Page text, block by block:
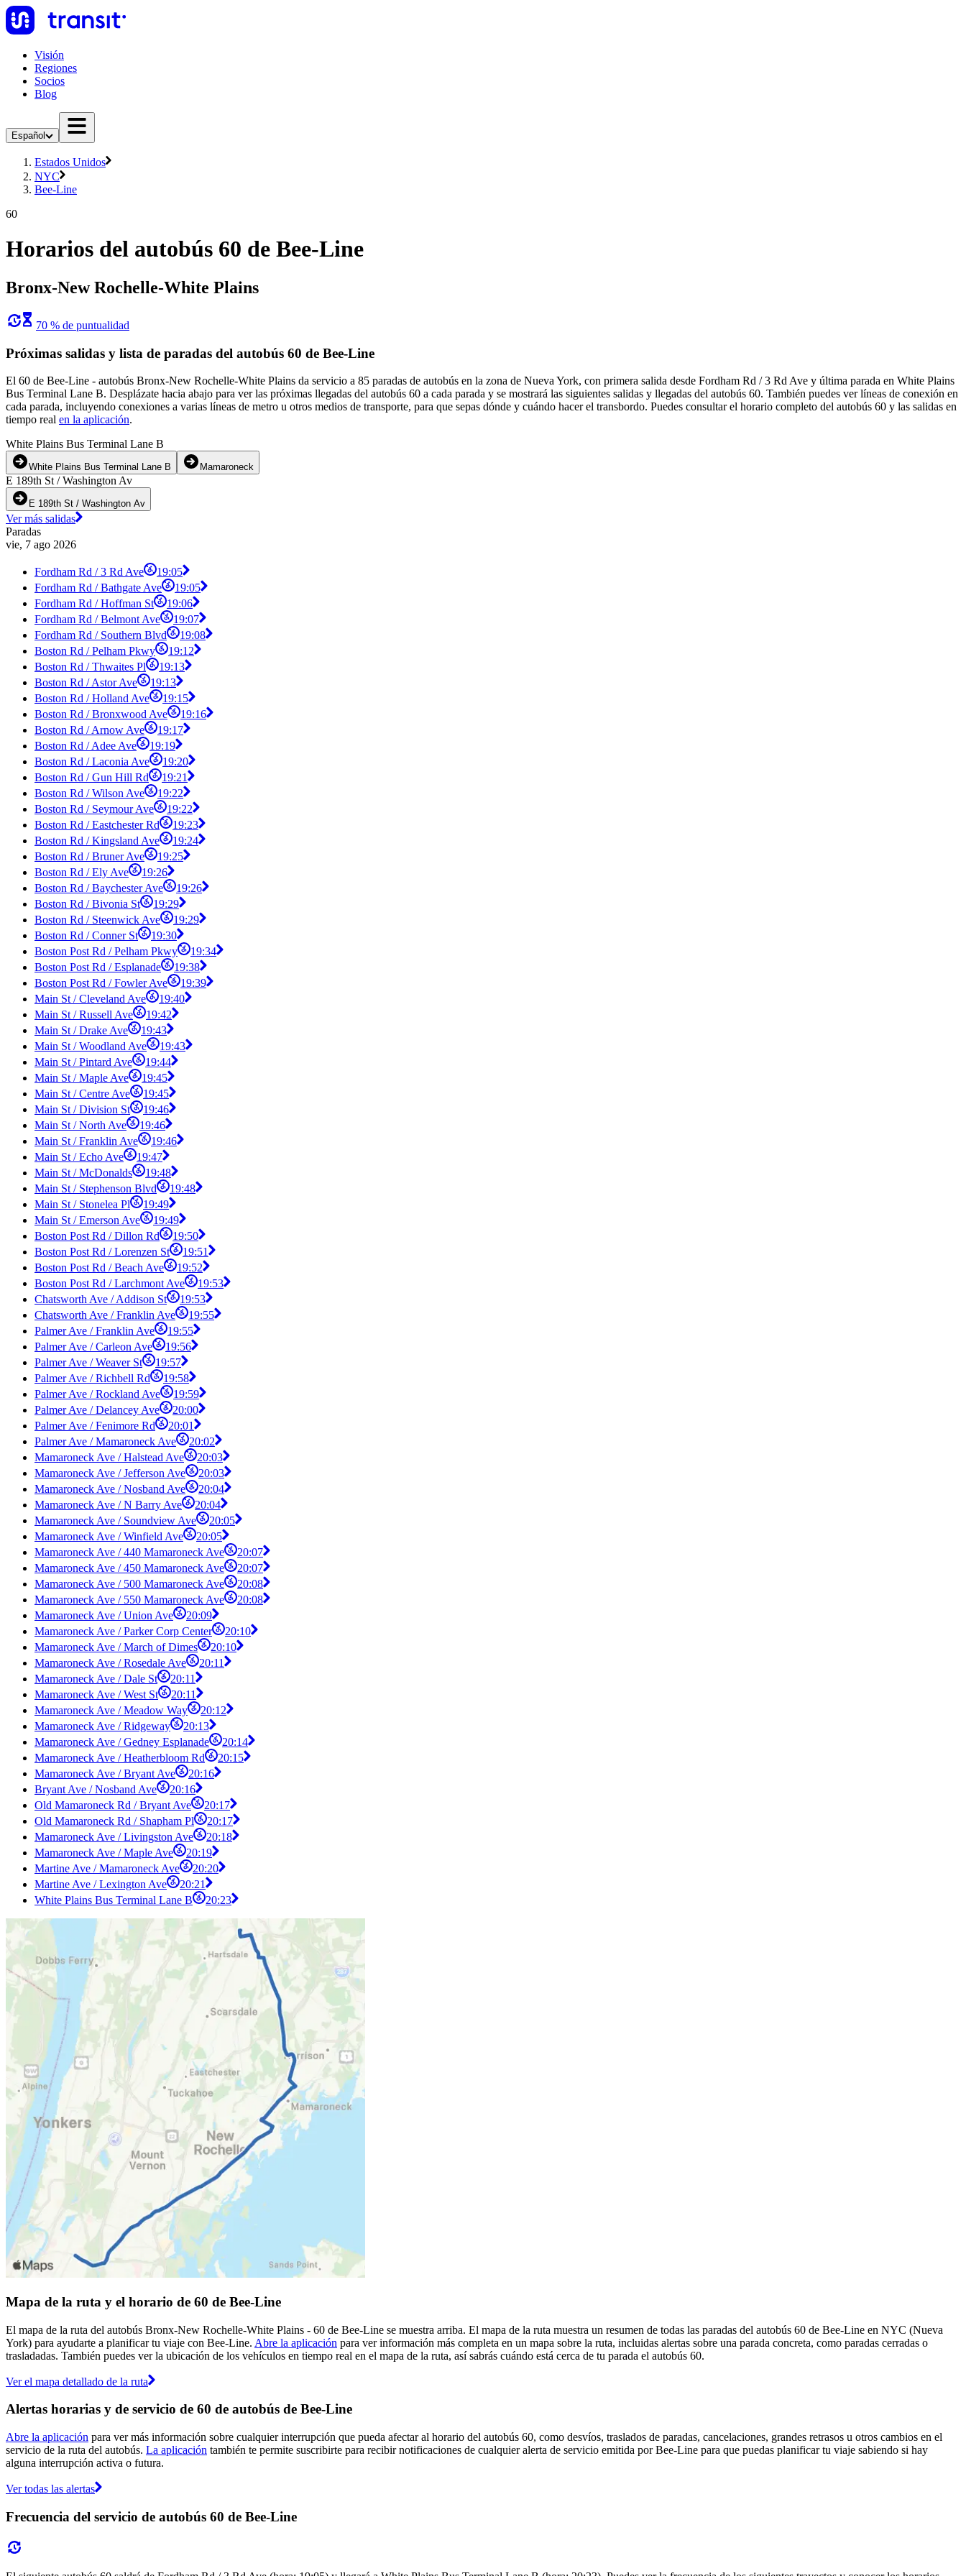
Visión
Regiones
Socios
Blog
Español
Estados Unidos
NYC
Bee-Line
60
Horarios del autobús 60 de Bee-Line
Bronx-New Rochelle-White Plains
70 % de puntualidad
Próximas salidas y lista de paradas del autobús 60 de Bee-Line
El 60 de Bee-Line - autobús Bronx-New Rochelle-White Plains da servicio a 85 paradas de autobús en la zona de Nueva York, con primera salida desde Fordham Rd / 3 Rd Ave y última parada en White Plains
Bus Terminal Lane B. Desplázate hacia abajo para ver las próximas llegadas del autobús 60 a cada parada y se mostrará las siguientes salidas y llegadas del autobús 60. También puedes ver líneas de conexión en
cada parada, incluyendo conexiones a varias líneas de metro u otros medios de transporte, para que sepas dónde y cuándo hacer el transbordo. Puedes consultar el horario completo del autobús 60 y las salidas en
tiempo real en la aplicación.
White Plains Bus Terminal Lane B
White Plains Bus Terminal Lane B Mamaroneck
E 189th St / Washington Av
E 189th St / Washington Av
Ver más salidas
Paradas
vie, 7 ago 2026
Fordham Rd / 3 Rd Ave
19:05
Fordham Rd / Bathgate Ave
19:05
Fordham Rd / Hoffman St
19:06
Fordham Rd / Belmont Ave
19:07
Fordham Rd / Southern Blvd
19:08
Boston Rd / Pelham Pkwy
19:12
Boston Rd / Thwaites Pl
19:13
Boston Rd / Astor Ave
19:13
Boston Rd / Holland Ave
19:15
Boston Rd / Bronxwood Ave
19:16
Boston Rd / Arnow Ave
19:17
Boston Rd / Adee Ave
19:19
Boston Rd / Laconia Ave
19:20
Boston Rd / Gun Hill Rd
19:21
Boston Rd / Wilson Ave
19:22
Boston Rd / Seymour Ave
19:22
Boston Rd / Eastchester Rd
19:23
Boston Rd / Kingsland Ave
19:24
Boston Rd / Bruner Ave
19:25
Boston Rd / Ely Ave
19:26
Boston Rd / Baychester Ave
19:26
Boston Rd / Bivonia St
19:29
Boston Rd / Steenwick Ave
19:29
Boston Rd / Conner St
19:30
Boston Post Rd / Pelham Pkwy
19:34
Boston Post Rd / Esplanade
19:38
Boston Post Rd / Fowler Ave
19:39
Main St / Cleveland Ave
19:40
Main St / Russell Ave
19:42
Main St / Drake Ave
19:43
Main St / Woodland Ave
19:43
Main St / Pintard Ave
19:44
Main St / Maple Ave
19:45
Main St / Centre Ave
19:45
Main St / Division St
19:46
Main St / North Ave
19:46
Main St / Franklin Ave
19:46
Main St / Echo Ave
19:47
Main St / McDonalds
19:48
Main St / Stephenson Blvd
19:48
Main St / Stonelea Pl
19:49
Main St / Emerson Ave
19:49
Boston Post Rd / Dillon Rd
19:50
Boston Post Rd / Lorenzen St
19:51
Boston Post Rd / Beach Ave
19:52
Boston Post Rd / Larchmont Ave
19:53
Chatsworth Ave / Addison St
19:53
Chatsworth Ave / Franklin Ave
19:55
Palmer Ave / Franklin Ave
19:55
Palmer Ave / Carleon Ave
19:56
Palmer Ave / Weaver St
19:57
Palmer Ave / Richbell Rd
19:58
Palmer Ave / Rockland Ave
19:59
Palmer Ave / Delancey Ave
20:00
Palmer Ave / Fenimore Rd
20:01
Palmer Ave / Mamaroneck Ave
20:02
Mamaroneck Ave / Halstead Ave
20:03
Mamaroneck Ave / Jefferson Ave
20:03
Mamaroneck Ave / Nosband Ave
20:04
Mamaroneck Ave / N Barry Ave
20:04
Mamaroneck Ave / Soundview Ave
20:05
Mamaroneck Ave / Winfield Ave
20:05
Mamaroneck Ave / 440 Mamaroneck Ave
20:07
Mamaroneck Ave / 450 Mamaroneck Ave
20:07
Mamaroneck Ave / 500 Mamaroneck Ave
20:08
Mamaroneck Ave / 550 Mamaroneck Ave
20:08
Mamaroneck Ave / Union Ave
20:09
Mamaroneck Ave / Parker Corp Center
20:10
Mamaroneck Ave / March of Dimes
20:10
Mamaroneck Ave / Rosedale Ave
20:11
Mamaroneck Ave / Dale St
20:11
Mamaroneck Ave / West St
20:11
Mamaroneck Ave / Meadow Way
20:12
Mamaroneck Ave / Ridgeway
20:13
Mamaroneck Ave / Gedney Esplanade
20:14
Mamaroneck Ave / Heatherbloom Rd
20:15
Mamaroneck Ave / Bryant Ave
20:16
Bryant Ave / Nosband Ave
20:16
Old Mamaroneck Rd / Bryant Ave
20:17
Old Mamaroneck Rd / Shapham Pl
20:17
Mamaroneck Ave / Livingston Ave
20:18
Mamaroneck Ave / Maple Ave
20:19
Martine Ave / Mamaroneck Ave
20:20
Martine Ave / Lexington Ave
20:21
White Plains Bus Terminal Lane B
20:23
Mapa de la ruta y el horario de 60 de Bee-Line
El mapa de la ruta del autobús Bronx-New Rochelle-White Plains - 60 de Bee-Line se muestra arriba. El mapa de la ruta muestra un resumen de todas las paradas del autobús 60 de Bee-Line en NYC (Nueva
York) para ayudarte a planificar tu viaje con Bee-Line. Abre la aplicación para ver información más completa en un mapa sobre la ruta, incluidas alertas sobre una parada concreta, como paradas cerradas o
trasladadas. También puedes ver la ubicación de los vehículos en tiempo real en el mapa de la ruta, así sabrás cuándo está cerca de tu parada el autobús 60.
Ver el mapa detallado de la ruta
Alertas horarias y de servicio de 60 de autobús de Bee-Line
Abre la aplicación para ver más información sobre cualquier interrupción que pueda afectar al horario del autobús 60, como desvíos, traslados de paradas, cancelaciones, grandes retrasos u otros cambios en el
servicio de la ruta del autobús. La aplicación también te permite suscribirte para recibir notificaciones de cualquier alerta de servicio emitida por Bee-Line para que puedas planificar tu viaje sabiendo si hay
alguna interrupción activa o futura.
Ver todas las alertas
Frecuencia del servicio de autobús 60 de Bee-Line